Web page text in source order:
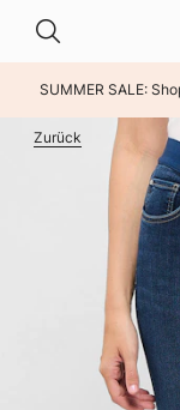
SUMMER SALE:
Zurück